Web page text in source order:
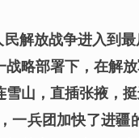
解放战争进入到
略部署下，在解
山，直插张掖，
一兵团加快了进